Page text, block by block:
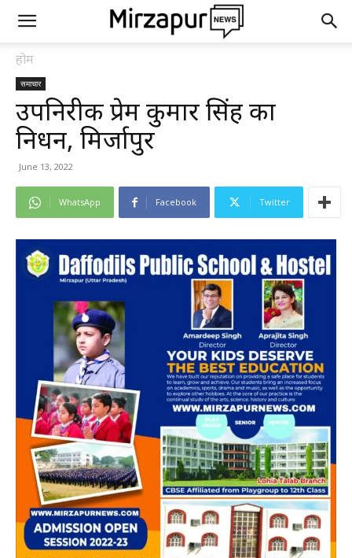
होम
समाचार
उपनिरीक्षक प्रेम कुमार सिंह का
निधन, मिर्जापुर
June 13, 2022
WhatsApp Facebook Twitter